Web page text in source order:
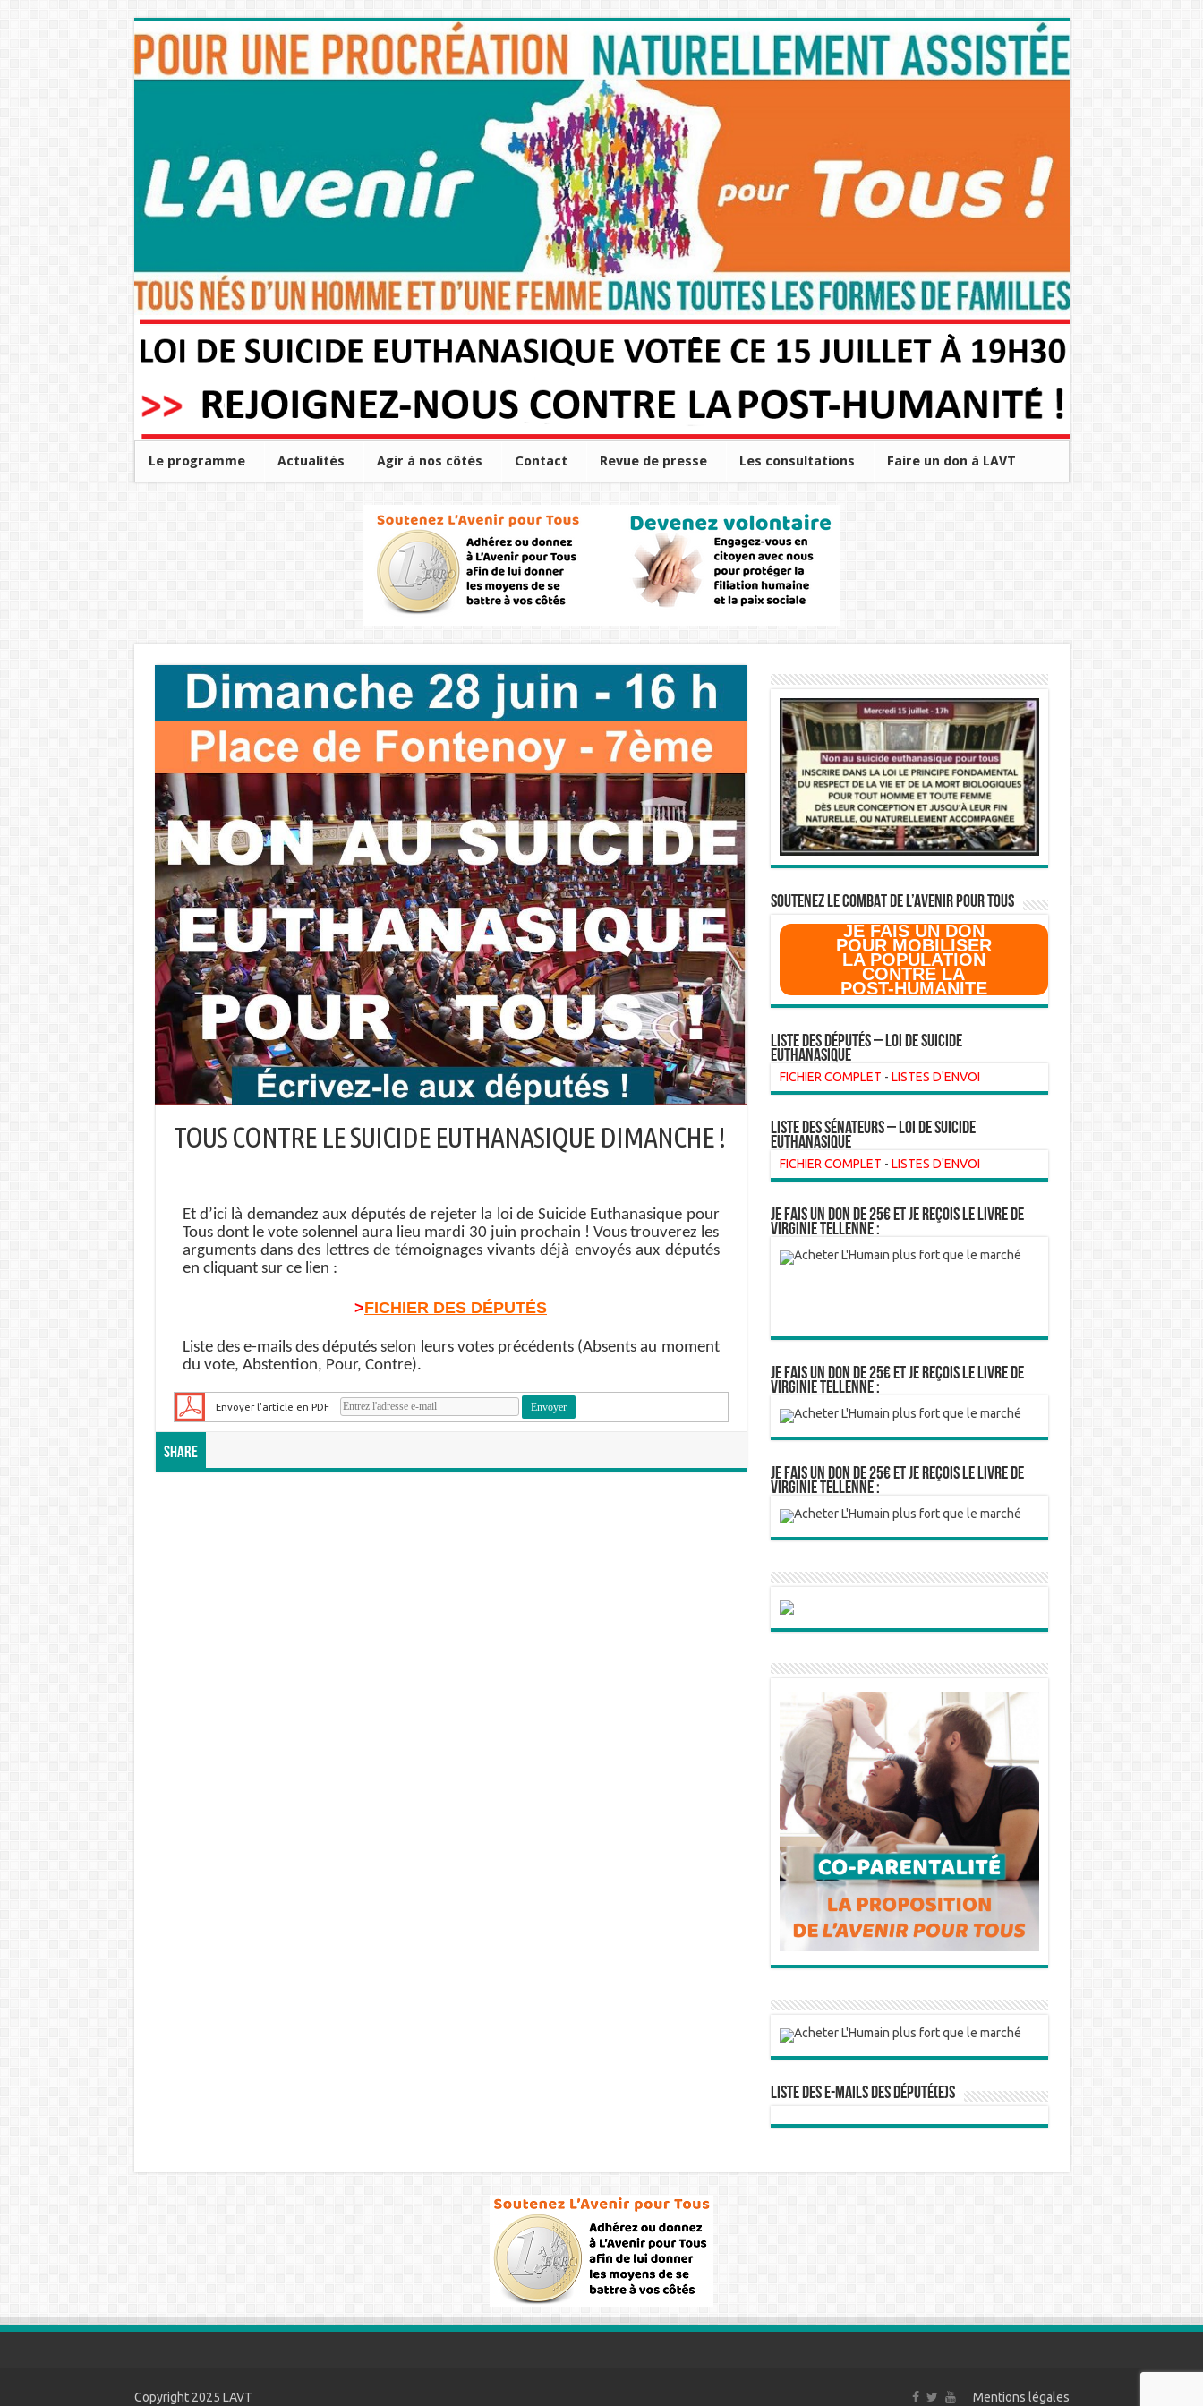
Le programme Actualités Agir à nos côtés Contact Revue de presse Les consultations Faire un don à LAVT
TOUS CONTRE LE SUICIDE EUTHANASIQUE DIMANCHE !
Et d’ici là demandez aux députés de rejeter la loi de Suicide Euthanasique pour
Tous dont le vote solennel aura lieu mardi 30 juin prochain ! Vous trouverez les
arguments dans des lettres de témoignages vivants déjà envoyés aux députés
en cliquant sur ce lien :
>FICHIER DES DÉPUTÉS
Liste des e-mails des députés selon leurs votes précédents (Absents au moment
du vote, Abstention, Pour, Contre).
Envoyer l'article en PDF
Share
SOUTENEZ LE COMBAT DE L’AVenir pour Tous
JE FAIS UN DON
POUR MOBILISER
LA POPULATION
CONTRE LA
POST-HUMANITE
Liste des Députés – Loi de suicide
euthanasique
FICHIER COMPLET - LISTES D'ENVOI
liste des sénateurs – loi de suicide
euthanasique
FICHIER COMPLET - LISTES D'ENVOI
Je fais un don de 25€ et je reçois le livre de
Virginie Tellenne :
Je fais un don de 25€ et je reçois le livre de
Virginie Tellenne :
Je fais un don de 25€ et je reçois le livre de
Virginie Tellenne :
Liste des e-mails des député(e)s
Mentions légales
Copyright 2025 LAVT